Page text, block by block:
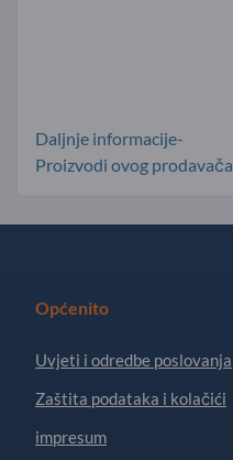
Daljnje informacije-
Proizvodi ovog prodavača
Općenito
Uvjeti i odredbe poslovanja
Zaštita podataka i kolačići
impresum